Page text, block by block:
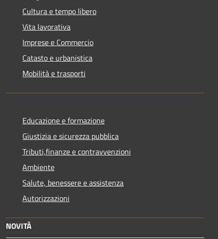
Cultura e tempo libero
Vita lavorativa
Imprese e Commercio
Catasto e urbanistica
Mobilità e trasporti
Educazione e formazione
Giustizia e sicurezza pubblica
Tributi,finanze e contravvenzioni
Ambiente
Salute, benessere e assistenza
Autorizzazioni
NOVITÀ